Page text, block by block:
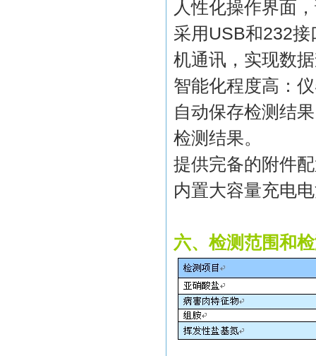
人性化操作界面
采用 USB和232接
机通讯，实现数
智能化程度高：
自动保存检测结
检测结果。
提供完备的附件
内置大容量充电
六、检测范围和